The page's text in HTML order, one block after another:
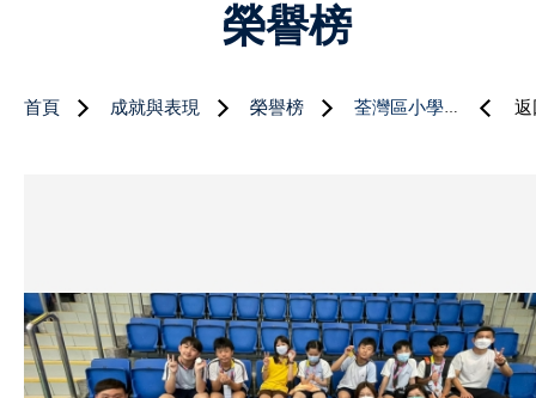
榮譽榜
首頁 成就與表現 榮譽榜 荃灣區小學校際游泳比賽 返